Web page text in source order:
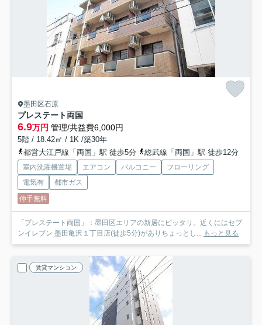
墨田区石原
プレステート両国
6.9万円 管理/共益費6,000円
5階 / 18.42㎡ / 1K /築30年
都営大江戸線「両国」駅 徒歩5分
総武線「両国」駅 徒歩12分
室内洗濯機置場 エアコン バルコニー
フローリング
電気有
都市ガス
仲手無料
「プレステート両国」：墨田区エリアの新居にピッタリ。近くにはセブ
ンイレブン 墨田亀沢１丁目店(徒歩5分)がありちょっとし... もっと見る
賃貸マンション